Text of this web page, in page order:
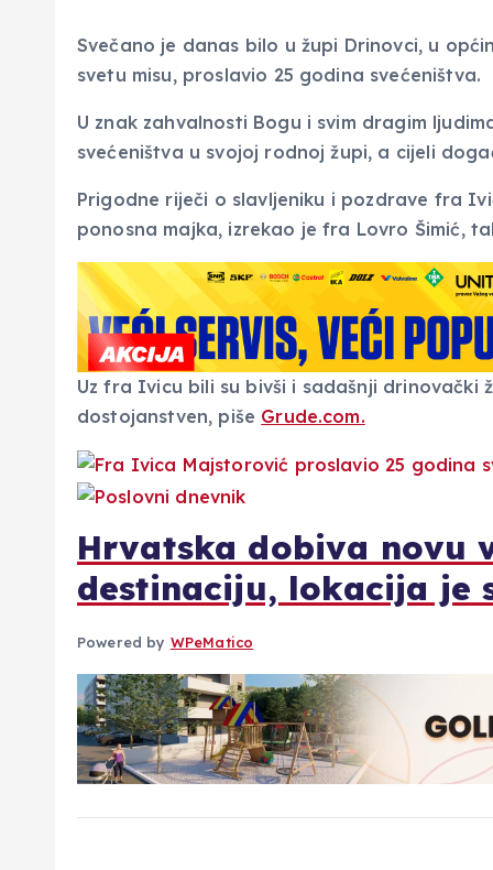
Svečano je danas bilo u župi Drinovci, u
svetu misu, proslavio 25 godina svećeništva.
U znak zahvalnosti Bogu i svim dragim
svećeništva u svojoj rodnoj župi, a cijeli
Prigodne riječi o slavljeniku i pozdrave fra
ponosna majka, izrekao je fra Lovro Šimić,
Uz fra Ivicu bili su bivši i sadašnji drinovački
dostojanstven, piše Grude.com.
Hrvatska dobiva novu
destinaciju, lokacija je
Powered by WPeMatico